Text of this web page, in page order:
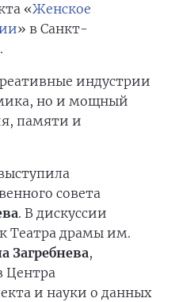
«Женское
» в Санкт-
.
индустрии
но и мощный
памяти и
совета
. В дискуссии
Театра драмы им.
Загребнева,
Центра
и науки о данных